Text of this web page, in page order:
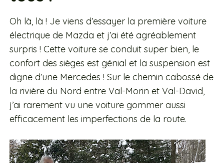
Oh là, là ! Je viens d’essayer la première voiture
électrique de Mazda et j’ai été agréablement
surpris ! Cette voiture se conduit super bien, le
confort des sièges est génial et la suspension est
digne d’une Mercedes ! Sur le chemin cabossé de
la rivière du Nord entre Val-Morin et Val-David,
j’ai rarement vu une voiture gommer aussi
efficacement les imperfections de la route.